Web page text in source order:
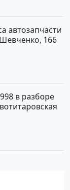
автозапчасти
166
в разборе